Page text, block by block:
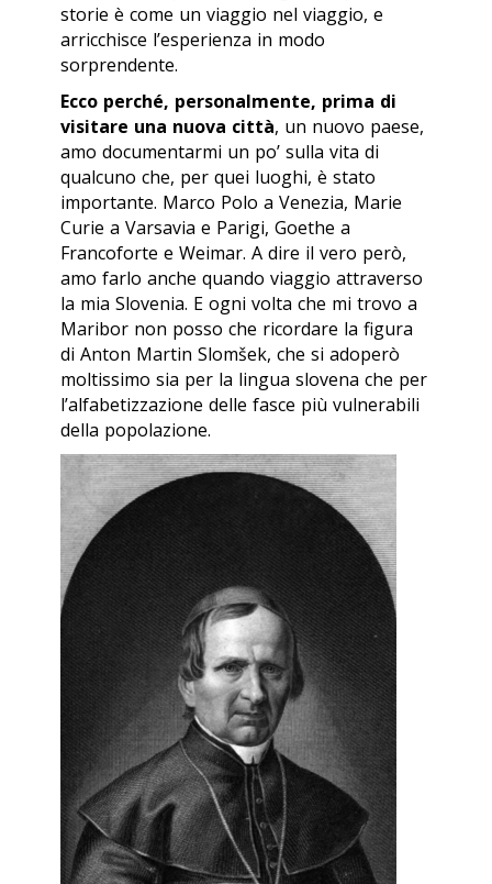
storie è come un viaggio nel viaggio, e
arricchisce l’esperienza in modo
sorprendente.
Ecco perché, personalmente, prima di
visitare una nuova città, un nuovo paese,
amo documentarmi un po’ sulla vita di
qualcuno che, per quei luoghi, è stato
importante. Marco Polo a Venezia, Marie
Curie a Varsavia e Parigi, Goethe a
Francoforte e Weimar. A dire il vero però,
amo farlo anche quando viaggio attraverso
la mia Slovenia. E ogni volta che mi trovo a
Maribor non posso che ricordare la figura
di Anton Martin Slomšek, che si adoperò
moltissimo sia per la lingua slovena che per
l’alfabetizzazione delle fasce più vulnerabili
della popolazione.